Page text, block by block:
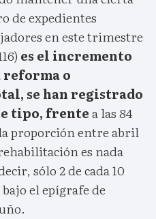
de expedientes
en este trimestre
es el incremento
reforma o
se han registrado
tipo, frentea las 84
la proporción entre abril
es nada
sólo 2 de cada 10
el epígrafe de